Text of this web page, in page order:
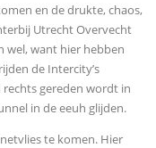
en de drukte, chaos,
Utrecht Overvecht
wel, want hier hebben
de Intercity’s
gereden wordt in
in de eeuh glijden.
te komen. Hier